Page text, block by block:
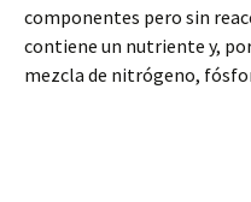
componentes pero sin
contiene un nutriente y,
mezcla de nitrógeno,